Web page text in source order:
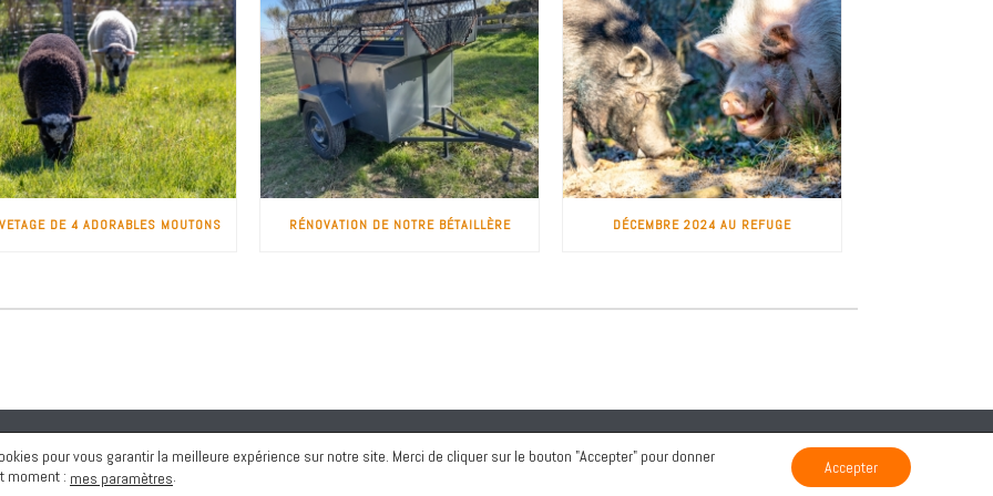
DE 4 ADORABLES MOUTONS RÉNOVATION DE NOTRE BÉTAILLÈRE DÉCEMBRE 2024 AU REFUGE
© 2018-2026 - Association Altervita Mentions légales Politique de confidentialité
pour vous garantir la meilleure expérience sur notre site. Merci de cliquer sur le bouton "Accepter" pour donner
moment : mes paramètres. Accepter